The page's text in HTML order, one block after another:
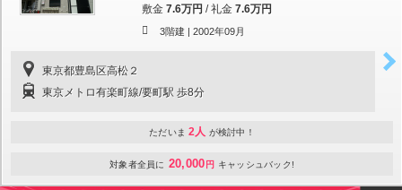
敷金 7.6万円 /礼金 7.6万円
3階建 | 2002年09月
東京都豊島区高松２
東京メトロ有楽町線/要町駅 歩8分
ただいま 2人 が検討中！
対象者全員に 20,000 円 キャッシュバック!